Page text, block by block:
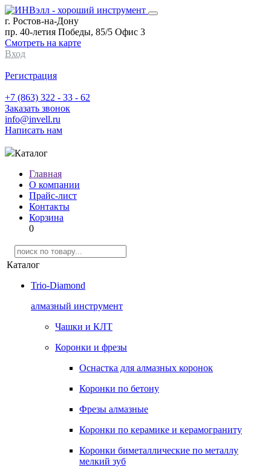
г. Ростов-на-Дону
пр. 40-летия Победы, 85/5 Офис 3
Смотреть на карте
Вход
Регистрация
+7 (863) 322 - 33 - 62
Заказать звонок
info@invell.ru
Написать нам
Каталог
Главная
О компании
Прайс-лист
Контакты
Корзина
0
Каталог
Trio-Diamond
алмазный инструмент
Чашки и КЛТ
Коронки и фрезы
Оснастка для алмазных коронок
Коронки по бетону
Фрезы алмазные
Коронки по керамике и керамограниту
Коронки биметаллические по металлу
мелкий зуб